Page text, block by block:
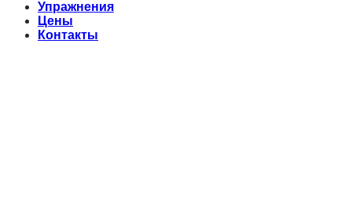
Упражнения
Цены
Контакты